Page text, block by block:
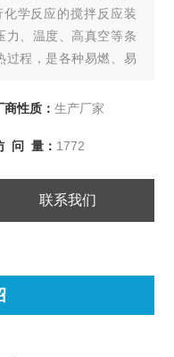
学反应的搅拌反应装
力、温度、高真空等条
过程，是各种易燃、易
商性质： 生产厂家
问 量： 1772
联系我们